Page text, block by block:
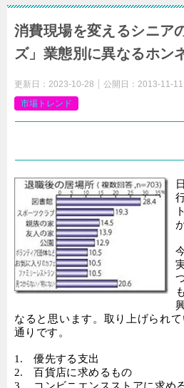
消費現場を変えるシニア
ズ」業態別に異なるホン
更新日： 2023-10-28 公開日： 2013-11-11
市場トレンド
ト
なると思います。取り上げられ
通りです。
1.
優先する支出
2.
百貨店に求めるもの